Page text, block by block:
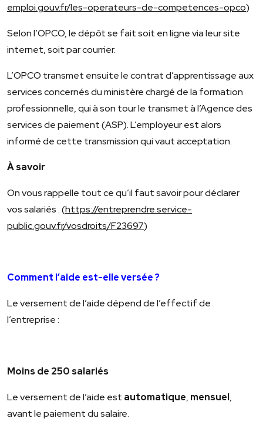
emploi.gouv.fr/les-operateurs-de-competences-opco)
Selon l’OPCO, le dépôt se fait soit en ligne via leur site
internet, soit par courrier.
L’OPCO transmet ensuite le contrat d’apprentissage aux
services concernés du ministère chargé de la formation
professionnelle, qui à son tour le transmet à l’Agence des
services de paiement (ASP). L’employeur est alors
informé de cette transmission qui vaut acceptation.
À savoir
On vous rappelle tout ce qu’il faut savoir pour déclarer
vos salariés . (https://entreprendre.service-
public.gouv.fr/vosdroits/F23697)
Comment l’aide est-elle versée ?
Le versement de l’aide dépend de l’effectif de
l’entreprise :
Moins de 250 salariés
Le versement de l’aide est automatique, mensuel,
avant le paiement du salaire.